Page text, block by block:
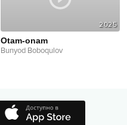
2025
Otam-onam
Bunyod Boboqulov